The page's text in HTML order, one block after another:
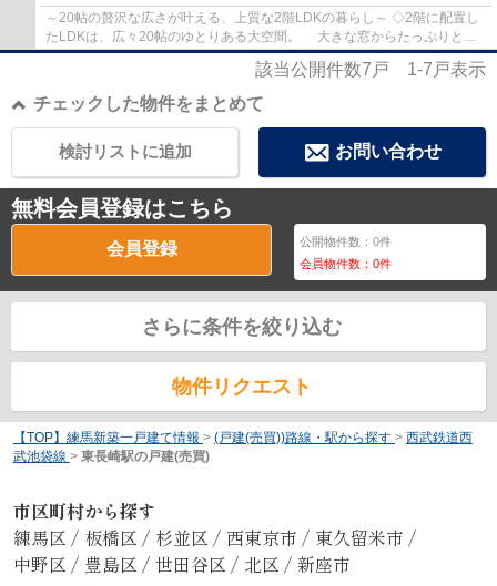
～20帖の贅沢な広さが叶える、上質な2階LDKの暮らし～ ◇2階に配置し
たLDKは、広々20帖のゆとりある大空間。 大きな窓からたっぷりと陽
光が差し込み、明るく開放的な暮らしを実現し...
該当公開件数7 戸 1-7 戸表示
チェックした物件をまとめて
お問い合わせ
検討リストに追加
無料会員登録はこちら
会員登録 公開物件数：0件
会員物件数：0件
さらに条件を絞り込む
物件リクエスト
【TOP】練馬新築一戸建て情報 > (戸建(売買))路線・駅から探す > 西武鉄道西
武池袋線 > 東長崎駅の戸建(売買)
市区町村から探す
練馬区 / 板橋区 / 杉並区 / 西東京市 / 東久留米市 /
中野区 / 豊島区 / 世田谷区 / 北区 / 新座市